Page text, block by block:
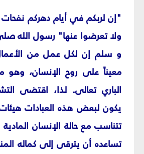
"إن لربكم في أيام دهركم نفحات
ولا تعرضوا عنها" رسول الله
و سلم إن لكل عمل من الأعمال
معيناً على روح الإنسان، وهو
الباري تعالى. لذا، اقتضى
يكون لبعض هذه العبادات
تتناسب مع حالة الإنسان
تساعده أن يترقى إلى كماله